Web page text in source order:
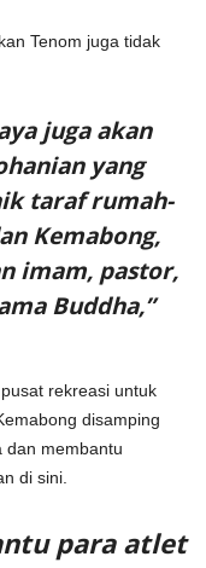
Tenom juga tidak
juga akan
yang
taraf rumah-
Kemabong,
imam, pastor,
Buddha,”
rekreasi untuk
disamping
dan membantu
di sini.
para atlet